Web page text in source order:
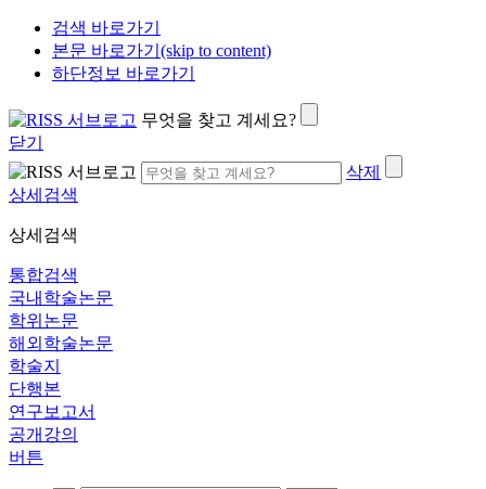
검색 바로가기
본문 바로가기(skip to content)
하단정보 바로가기
무엇을 찾고 계세요?
닫기
삭제
상세검색
상세검색
통합검색
국내학술논문
학위논문
해외학술논문
학술지
단행본
연구보고서
공개강의
버튼